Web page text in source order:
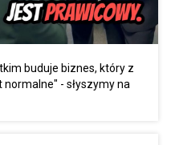
buduje biznes, który z
normalne" - słyszymy na